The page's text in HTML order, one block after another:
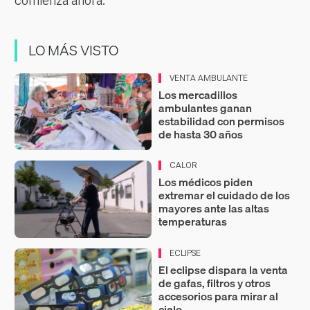
LO MÁS VISTO
VENTA AMBULANTE
Los mercadillos
ambulantes ganan
estabilidad con permisos
de hasta 30 años
CALOR
Los médicos piden
extremar el cuidado de los
mayores ante las altas
temperaturas
ECLIPSE
El eclipse dispara la venta
de gafas, filtros y otros
accesorios para mirar al